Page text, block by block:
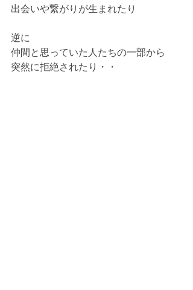
出会いや繋がりが生まれたり
逆に
仲間と思っていた人たちの一部から
突然に拒絶されたり・・